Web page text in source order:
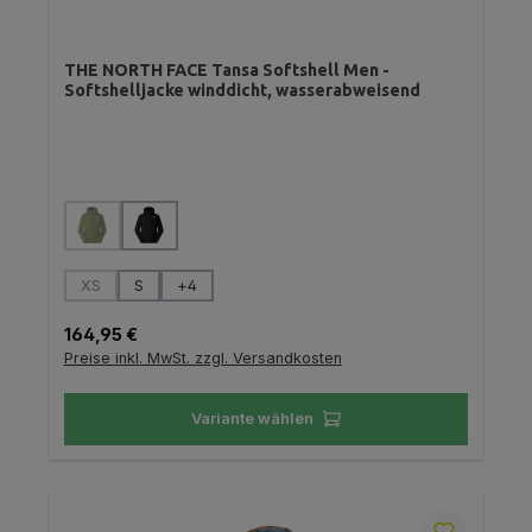
THE NORTH FACE Tansa Softshell Men -
Softshelljacke winddicht, wasserabweisend
Farbe auswählen
(Diese Option ist zurzeit nicht verfügbar.)
Größe auswählen
XS
(Diese Option ist zurzeit nicht verfügbar.)
S +4
Regulärer Preis:
164,95 €
Preise inkl. MwSt. zzgl. Versandkosten
Variante wählen